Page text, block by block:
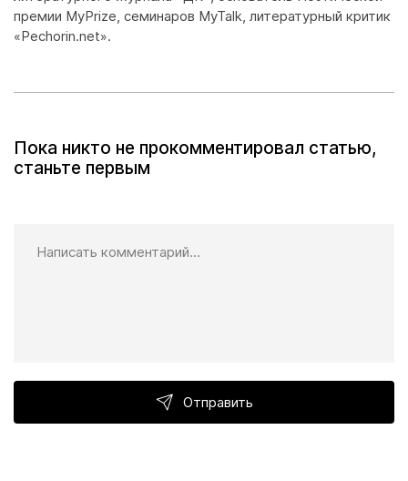
премии MyPrize, семинаров MyTalk, литературный критик
«Pechorin.net».
Пока никто не прокомментировал статью,
станьте первым
Отправить